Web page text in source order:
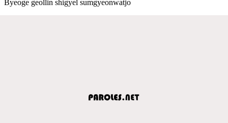
Byeoge geollin shigyel sumgyeonwatjo